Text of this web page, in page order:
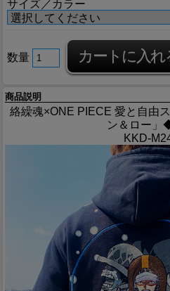
サイズ／カラー
数量
商品説明
絡繰魂×ONE PIECE 愛と自由
ン＆ロー」
KKD-